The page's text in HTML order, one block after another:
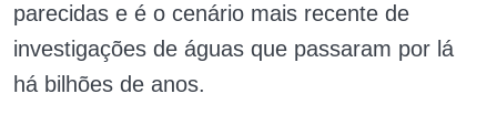
parecidas e é o cenário mais recente de
investigações de águas que passaram por lá
há bilhões de anos.